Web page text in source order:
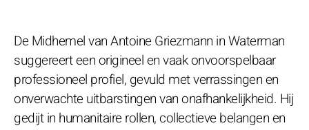
De Midhemel van Antoine Griezmann in Waterman
suggereert een origineel en vaak onvoorspelbaar
professioneel profiel, gevuld met verrassingen en
onverwachte uitbarstingen van onafhankelijkheid. Hij
gedijt in humanitaire rollen, collectieve belangen en